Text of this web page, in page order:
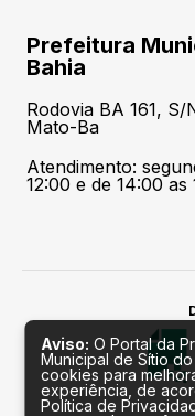
Prefeitura
Bahia
Rodovia BA 161,
Mato-Ba
Atendimento:
12:00 e de 14:00 as
Aviso: O Portal da
Municipal de Sítio
cookies para
experiência, de
Política de